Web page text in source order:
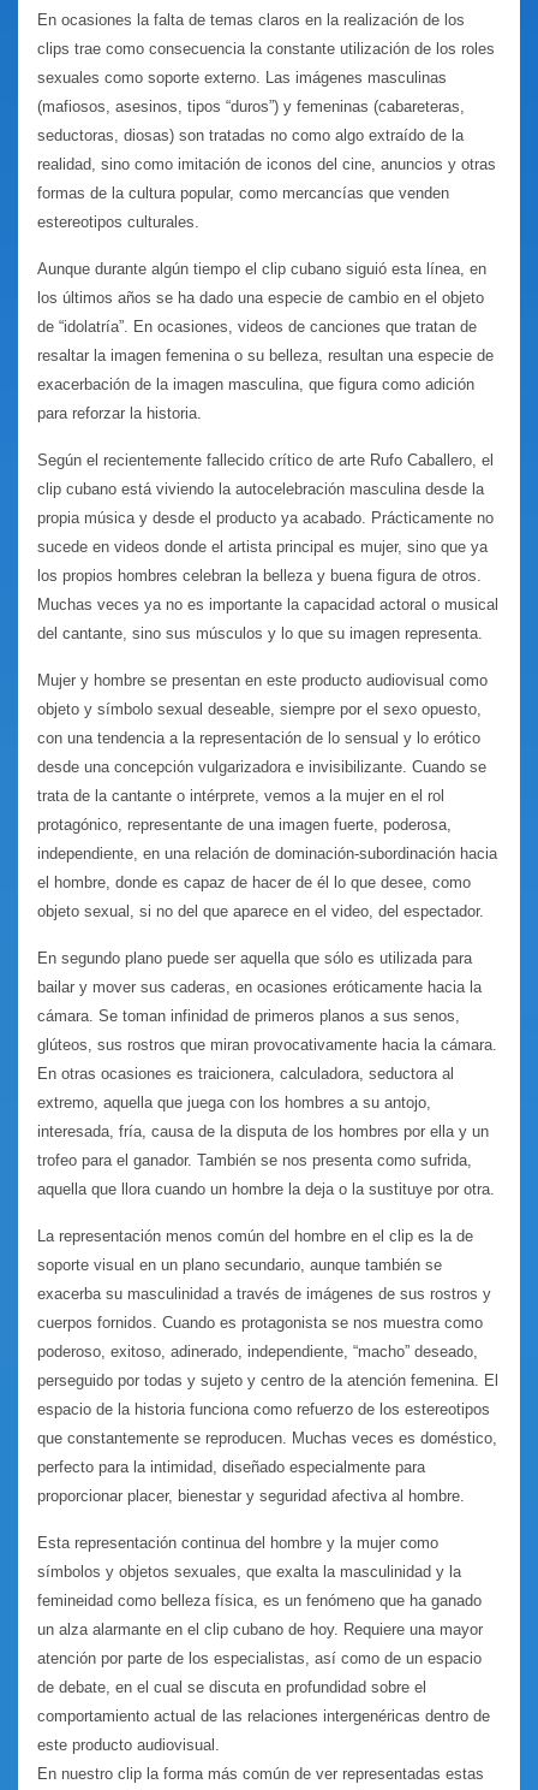
En ocasiones la falta de temas claros en la realización de los
clips trae como consecuencia la constante utilización de los roles
sexuales como soporte externo. Las imágenes masculinas
(mafiosos, asesinos, tipos “duros”) y femeninas (cabareteras,
seductoras, diosas) son tratadas no como algo extraído de la
realidad, sino como imitación de iconos del cine, anuncios y otras
formas de la cultura popular, como mercancías que venden
estereotipos culturales.
Aunque durante algún tiempo el clip cubano siguió esta línea, en
los últimos años se ha dado una especie de cambio en el objeto
de “idolatría”. En ocasiones, videos de canciones que tratan de
resaltar la imagen femenina o su belleza, resultan una especie de
exacerbación de la imagen masculina, que figura como adición
para reforzar la historia.
Según el recientemente fallecido crítico de arte Rufo Caballero, el
clip cubano está viviendo la autocelebración masculina desde la
propia música y desde el producto ya acabado. Prácticamente no
sucede en videos donde el artista principal es mujer, sino que ya
los propios hombres celebran la belleza y buena figura de otros.
Muchas veces ya no es importante la capacidad actoral o musical
del cantante, sino sus músculos y lo que su imagen representa.
Mujer y hombre se presentan en este producto audiovisual como
objeto y símbolo sexual deseable, siempre por el sexo opuesto,
con una tendencia a la representación de lo sensual y lo erótico
desde una concepción vulgarizadora e invisibilizante. Cuando se
trata de la cantante o intérprete, vemos a la mujer en el rol
protagónico, representante de una imagen fuerte, poderosa,
independiente, en una relación de dominación-subordinación hacia
el hombre, donde es capaz de hacer de él lo que desee, como
objeto sexual, si no del que aparece en el video, del espectador.
En segundo plano puede ser aquella que sólo es utilizada para
bailar y mover sus caderas, en ocasiones eróticamente hacia la
cámara. Se toman infinidad de primeros planos a sus senos,
glúteos, sus rostros que miran provocativamente hacia la cámara.
En otras ocasiones es traicionera, calculadora, seductora al
extremo, aquella que juega con los hombres a su antojo,
interesada, fría, causa de la disputa de los hombres por ella y un
trofeo para el ganador. También se nos presenta como sufrida,
aquella que llora cuando un hombre la deja o la sustituye por otra.
La representación menos común del hombre en el clip es la de
soporte visual en un plano secundario, aunque también se
exacerba su masculinidad a través de imágenes de sus rostros y
cuerpos fornidos. Cuando es protagonista se nos muestra como
poderoso, exitoso, adinerado, independiente, “macho” deseado,
perseguido por todas y sujeto y centro de la atención femenina. El
espacio de la historia funciona como refuerzo de los estereotipos
que constantemente se reproducen. Muchas veces es doméstico,
perfecto para la intimidad, diseñado especialmente para
proporcionar placer, bienestar y seguridad afectiva al hombre.
Esta representación continua del hombre y la mujer como
símbolos y objetos sexuales, que exalta la masculinidad y la
femineidad como belleza física, es un fenómeno que ha ganado
un alza alarmante en el clip cubano de hoy. Requiere una mayor
atención por parte de los especialistas, así como de un espacio
de debate, en el cual se discuta en profundidad sobre el
comportamiento actual de las relaciones intergenéricas dentro de
este producto audiovisual.
En nuestro clip la forma más común de ver representadas estas